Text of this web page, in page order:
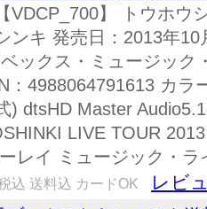
VDCP_700】 トウホウ
ンキ 発売日：2013年
ックス・ミュージック
：4988064791613 カラ
) dtsHD Master
LIVE TOUR
レイ ミュージック・ラ
込 送料込 カードOK レビ